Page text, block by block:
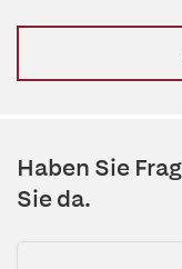
Haben Sie
Sie da.